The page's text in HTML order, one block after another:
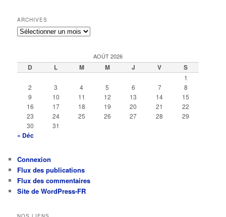
ARCHIVES
Archives
AOÛT 2026
D L M M J V S
1
2
3 4 5 6 7
8
9
10 11 12 13 14
15
16
17 18 19 20 21
22
23
24 25 26 27 28
29
30
31
« Déc
Connexion
Flux des publications
Flux des commentaires
Site de WordPress-FR